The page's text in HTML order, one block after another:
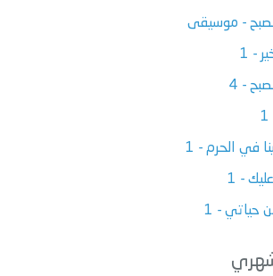
- موسيقى
- 1
- 4
في الحرم - 1
- 1
حياتي - 1